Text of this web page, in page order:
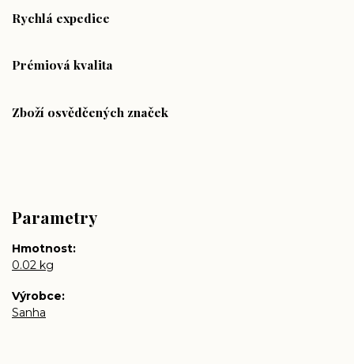
Rychlá expedice
Prémiová kvalita
Zboží osvědčených značek
Parametry
Hmotnost
0.02 kg
Výrobce
Sanha